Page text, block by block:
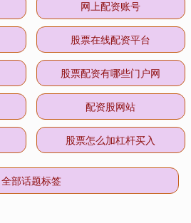
网上配资账号
股票在线配资平台
股票配资有哪些门户网
配资股网站
股票怎么加杠杆买入
全部话题标签